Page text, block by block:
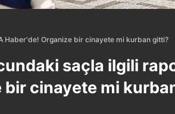
Haber'de! Organize bir cinayete mi kurban gitti?
saçla ilgili
bir cinayete mi